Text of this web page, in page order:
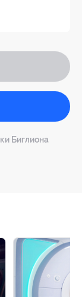
Биглиона